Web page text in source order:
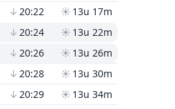
↓ 20:22 ☀ 13u 17m
↓ 20:24 ☀ 13u 22m
↓ 20:26 ☀ 13u 26m
↓ 20:28 ☀ 13u 30m
↓ 20:29 ☀ 13u 34m